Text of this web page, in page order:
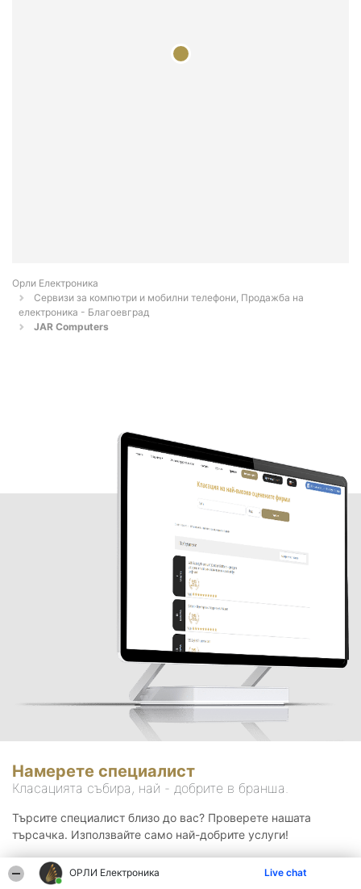
ОРЛИ Електроника Live chat
Орли Електроника
Сервизи за компютри и мобилни телефони, Продажба на
електроника - Благоевград
JAR Computers
Намерете специалист
Класацията събира, най - добрите в бранша.
Търсите специалист близо до вас? Проверете нашата
търсачка. Използвайте само най-добрите услуги!